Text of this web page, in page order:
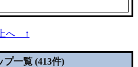
へ ↑
プ一覧 (413件)